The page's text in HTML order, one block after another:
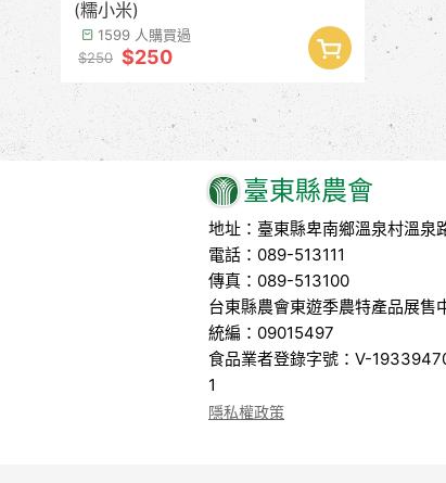
(糯小米)
1599 人購買過
$250 $250
臺東縣農會
地址：臺東縣卑南鄉溫泉村溫泉
電話：089-513111
傳真：089-513100
台東縣農會東遊季農特產品展售
統編：09015497
食品業者登錄字號：V-
1
隱私權政策